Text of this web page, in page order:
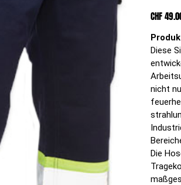
Preis
CHF
Diese
nicht
Die